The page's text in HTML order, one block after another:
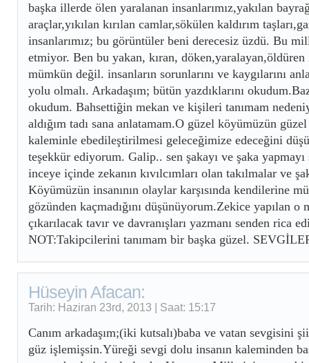
başka illerde ölen yaralanan insanlarımız,yakılan
araçlar,yıkılan kırılan camlar,sökülen kaldırım
insanlarımız; bu görüntüler beni derecesiz üzdü. Bu
etmiyor. Ben bu yakan, kıran, döken,yaralayan,öldüren
mümkün değil. insanların sorunlarını ve kaygılarını
yolu olmalı. Arkadaşım; bütün yazdıklarını
okudum. Bahsettiğin mekan ve kişileri tanımam
aldığım tadı sana anlatamam.O güzel köyümüzün
kaleminle ebedileştirilmesi geleceğimize edeceğini
teşekkür ediyorum. Galip.. sen şakayı ve şaka
inceye içinde zekanın kıvılcımları olan takılmalar ve
Köyümüzün insanının olaylar karşısında kendilerine
gözünden kaçmadığını düşünüyorum.Zekice yapılan o
çıkarılacak tavır ve davranışları yazmanı senden rica
NOT:Takipcilerini tanımam bir başka güzel.
Hüseyin Afacan:
Tarih: Haziran 23rd, 2013 | Saat: 15:17
Canım arkadaşım;(iki kutsalı)baba ve vatan sevgisini
güz işlemişsin.Yüreği sevgi dolu insanın kaleminden